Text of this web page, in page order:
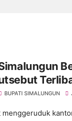
di
BUPATI SIMALUNGUN
menggeruduk